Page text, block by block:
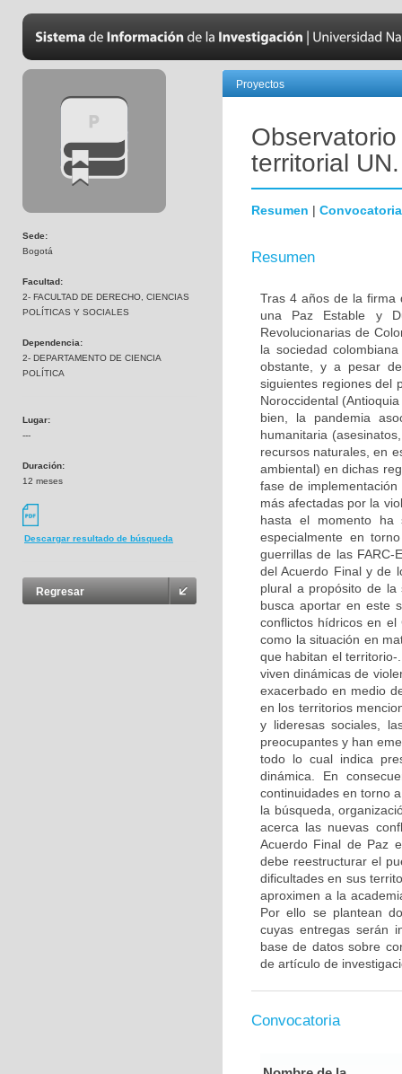
Sede:
Bogotá
Facultad:
2- FACULTAD DE DERECHO, CIENCIAS
POLÍTICAS Y SOCIALES
Dependencia:
2- DEPARTAMENTO DE CIENCIA
POLÍTICA
Lugar:
---
Duración:
12 meses
Descargar resultado de búsqueda
Regresar
Proyectos
territorial UN.
Resumen | Convocatoria
Resumen
Tras 4 años de la firma
una Paz Estable y
Revolucionarias de
la sociedad
obstante, y a pesar
siguientes regiones del
Noroccidental
bien, la pandemia
humanitaria
recursos naturales, en
ambiental) en dichas
fase de
más afectadas por la
hasta el momento
especialmente en
guerrillas de las FARC-
del Acuerdo Final y de
plural a propósito de la
busca aportar en este
conflictos hídricos en el
como la situación en
que habitan el
viven dinámicas de
exacerbado en medio
en los territorios
y lideresas sociales,
preocupantes y han
todo lo cual indica
dinámica. En
continuidades en torno
la búsqueda,
acerca las nuevas
Acuerdo Final de Paz
debe reestructurar el
dificultades en sus
aproximen a la
Por ello se plantean
cuyas entregas serán
base de datos sobre
de artículo de
Convocatoria